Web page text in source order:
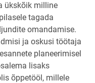
ükskõik milline
tagada
omandamise.
ja oskusi töötaja
planeerimisel
lisaks
õppetööl, millele